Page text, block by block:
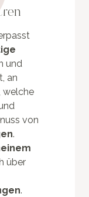
und
an
welche
von
.
über
.